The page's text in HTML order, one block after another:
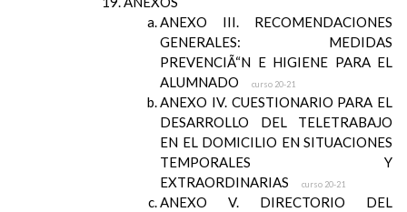
ANEXO III. RECOMENDACIONES
GENERALES: MEDIDAS
PREVENCIÃ“N E HIGIENE PARA EL
ALUMNADO
curso 20-21
ANEXO IV. CUESTIONARIO PARA EL
DESARROLLO DEL TELETRABAJO
EN EL DOMICILIO EN SITUACIONES
TEMPORALES Y
EXTRAORDINARIAS
curso 20-21
ANEXO V. DIRECTORIO DEL